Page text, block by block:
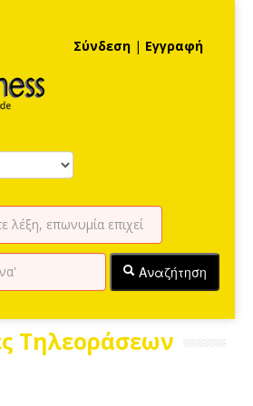
Σύνδεση | Εγγραφή
Αναζήτηση
Τηλεοράσεων